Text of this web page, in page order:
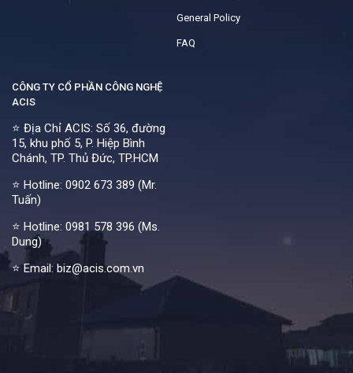
General Policy
FAQ
CÔNG TY CỔ PHẦN CÔNG NGHỆ
ACIS
⭐ Địa Chỉ ACIS: Số 36, đường
15, khu phố 5, P. Hiệp Bình
Chánh, TP. Thủ Đức, TP.HCM
⭐ Hotline: 0902 673 389 (Mr.
Tuấn)
⭐ Hotline: 0981 578 396 (Ms.
Dung)
⭐ Email: biz@acis.com.vn